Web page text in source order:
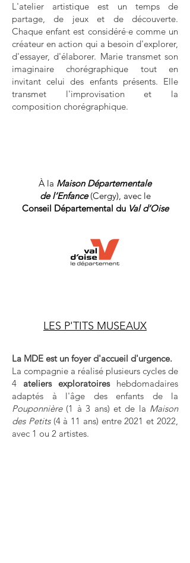
L'atelier artistique est un temps de
partage, de jeux et de découverte.
Chaque enfant est considéré·e comme un
créateur en action qui a besoin d'explorer,
d'essayer, d'élaborer. Marie transmet son
imaginaire chorégraphique tout en
invitant celui des enfants présents. Elle
transmet l'improvisation et la
composition chorégraphique.
À la Maison Départementale
de l’Enfance(Cergy), avec le
Conseil Départemental du Val d’Oise
LES P'TITS MUSEAUX
La MDE est un foyer d'accueil d'urgence.
La compagnie a réalisé plusieurs cycles de
4 ateliers exploratoireshebdomadaires
adaptés à l'âge des enfants de la
Pouponnière(1 à 3 ans) et de la Maison
des Petits(4 à 11 ans) entre 2021 et 2022,
avec 1 ou 2 artistes.